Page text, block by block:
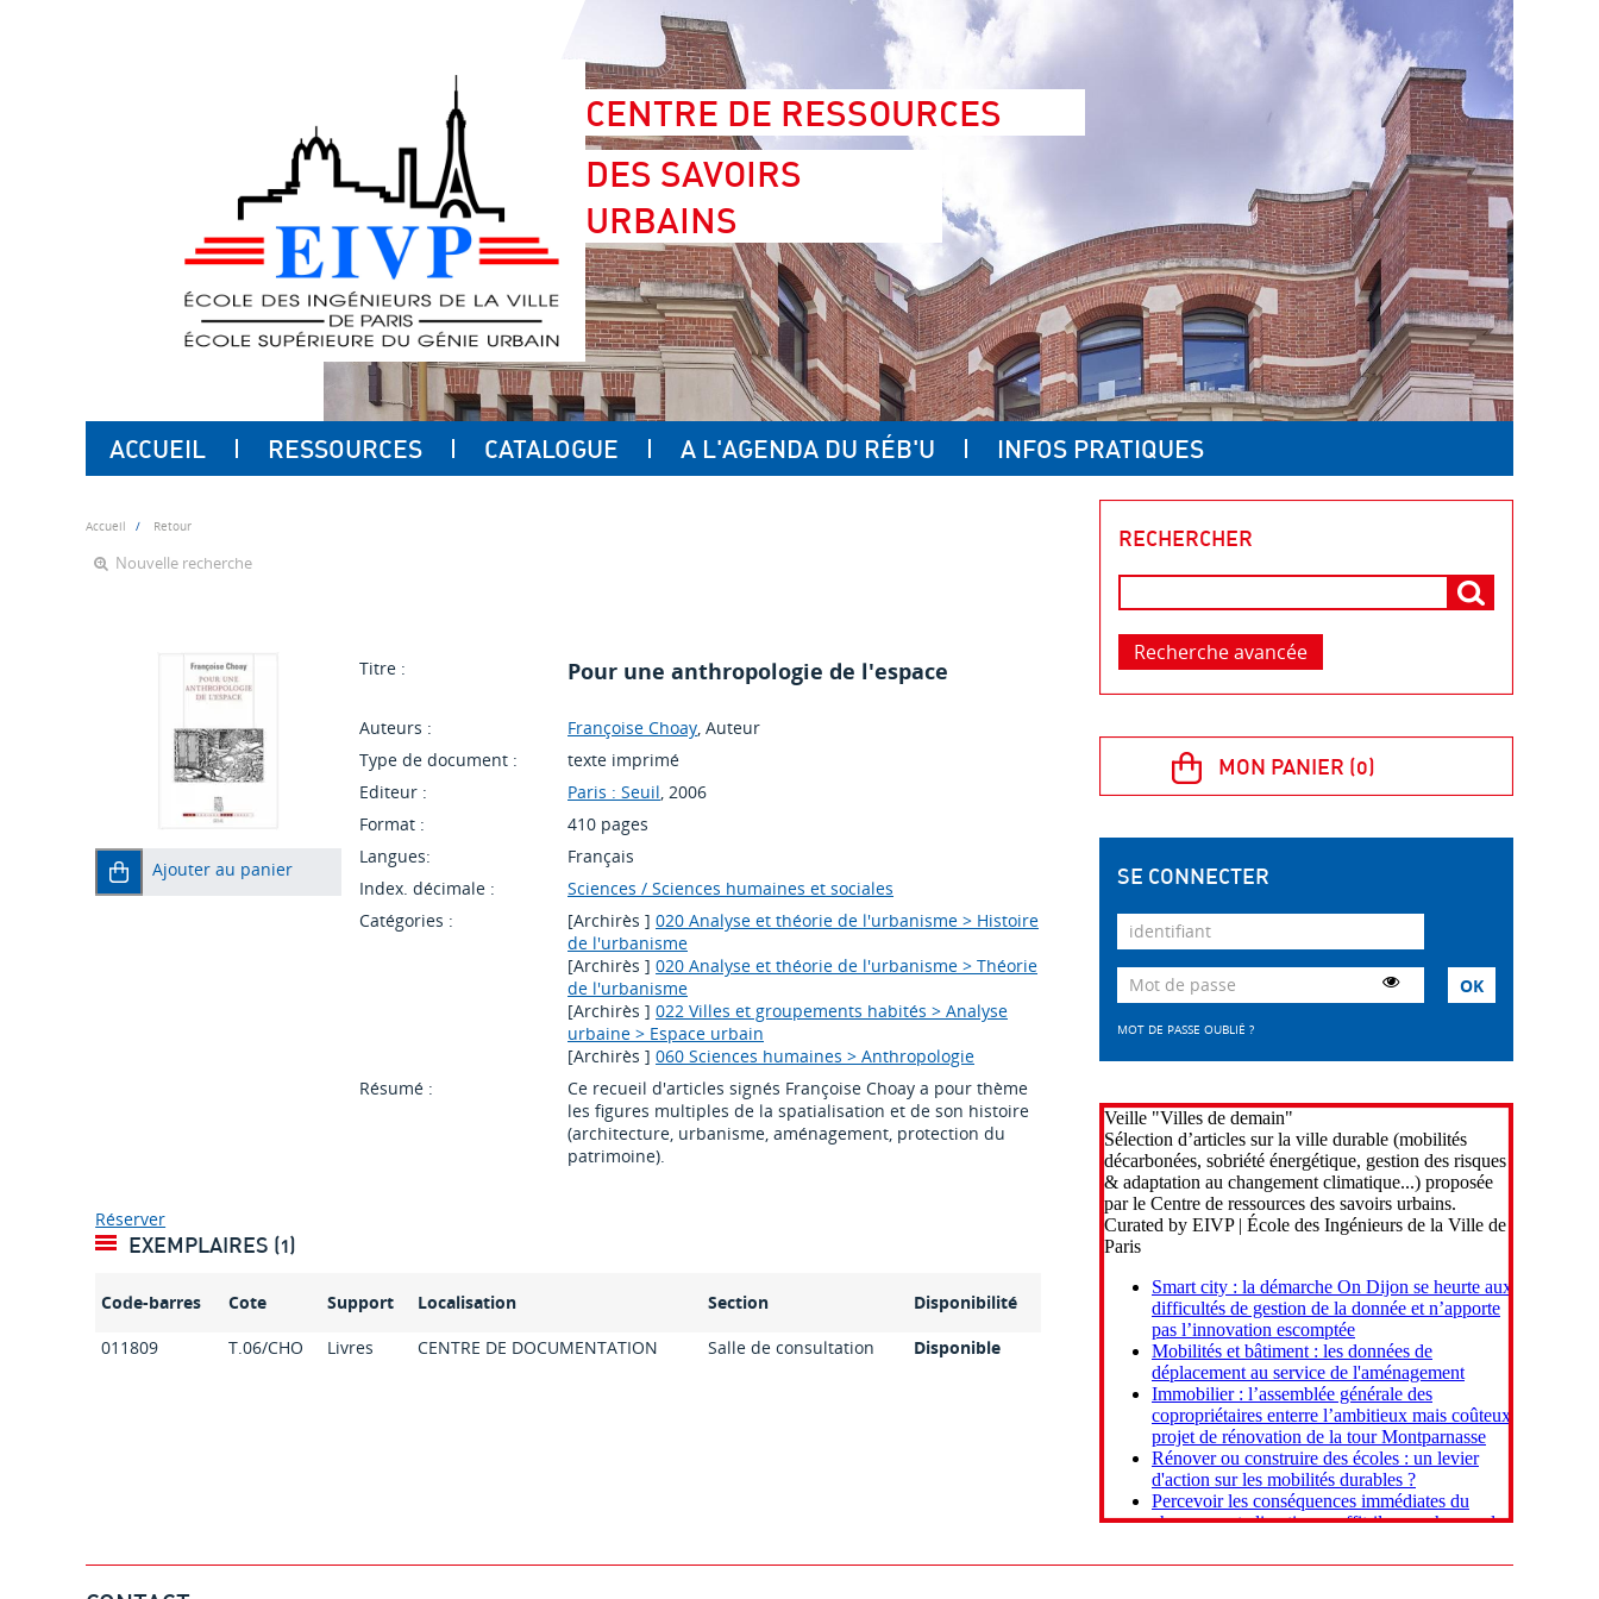
CENTRE DE RESSOURCES
DES SAVOIRS
URBAINS
ACCUEIL RESSOURCES CATALOGUE A L'AGENDA DU RÉB'U INFOS PRATIQUES
Accueil Retour
Nouvelle recherche
Ajouter au panier
Titre : Pour une anthropologie de l'espace
Auteurs : Françoise Choay, Auteur
Type de document :
texte imprimé
Editeur :
Paris : Seuil, 2006
Format :
410 pages
Langues:
Français
Index. décimale :
Sciences / Sciences humaines et sociales
Catégories :
[Archirès ]020 Analyse et théorie de l'urbanisme > Histoire
de l'urbanisme
[Archirès ]020 Analyse et théorie de l'urbanisme > Théorie
de l'urbanisme
[Archirès ]022 Villes et groupements habités > Analyse
urbaine > Espace urbain
[Archirès ]060 Sciences humaines > Anthropologie
Résumé :
Ce recueil d'articles signés Françoise Choay a pour thème
les figures multiples de la spatialisation et de son histoire
(architecture, urbanisme, aménagement, protection du
patrimoine).
Réserver
EXEMPLAIRES (1)
Code-barres Cote Support Localisation Section
Disponibilité
011809
T.06/CHO Livres CENTRE DE DOCUMENTATION Salle de consultation Disponible
RECHERCHER
Recherche avancée
SE CONNECTER
MOT DE PASSE OUBLIÉ ?